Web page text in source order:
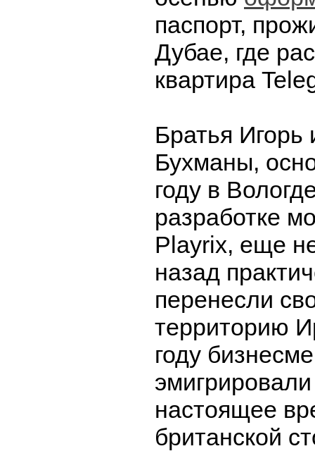
паспорт,
Дубае, где
квартира
Братья
Бухманы,
году в
разработке
Playrix, еще
назад
перенесли
территорию
году
настоящее
британской